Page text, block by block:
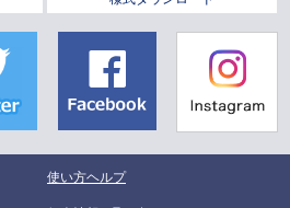
Facebook
使い方ヘルプ